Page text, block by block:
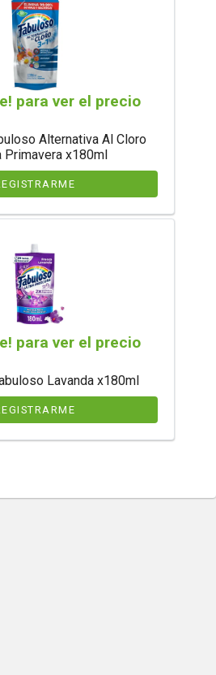
para ver el precio
Alternativa Al Cloro
Primavera x180ml
para ver el precio
Lavanda x180ml